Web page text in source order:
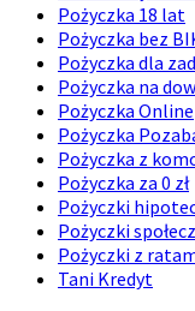
Pożyczka 18 lat
Pożyczka bez
Pożyczka dla
Pożyczka na
Pożyczka Online
Pożyczka
Pożyczka z
Pożyczka za 0 zł
Pożyczki
Pożyczki
Pożyczki z
Tani Kredyt